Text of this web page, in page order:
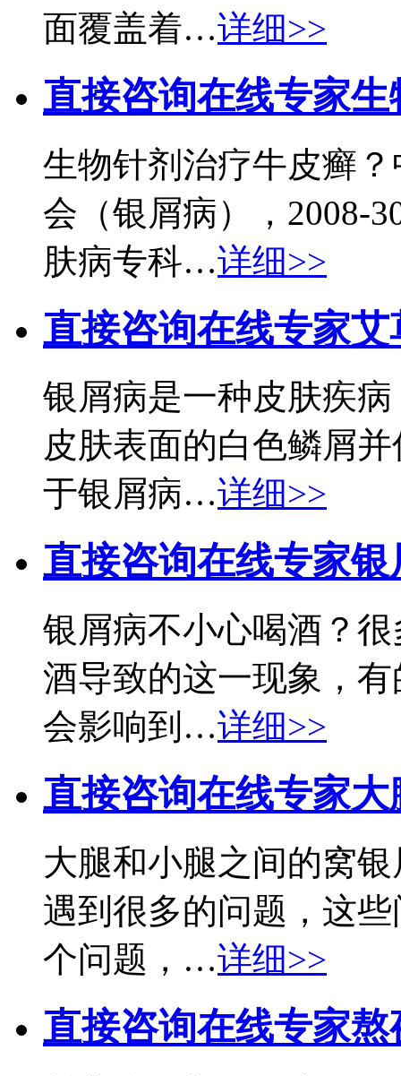
面覆盖着…详细>>
直接咨询在线专家生
生物针剂治疗牛皮癣
会（银屑病），2008-
肤病专科…详细>>
直接咨询在线专家艾
银屑病是一种皮肤疾
皮肤表面的白色鳞屑
于银屑病…详细>>
直接咨询在线专家银
银屑病不小心喝酒？
酒导致的这一现象，
会影响到…详细>>
直接咨询在线专家大
大腿和小腿之间的窝
遇到很多的问题，这
个问题，…详细>>
直接咨询在线专家熬